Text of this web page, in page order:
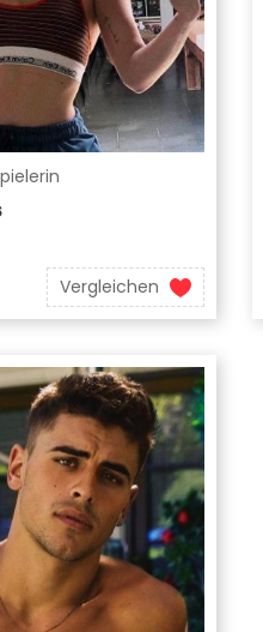
Vergleichen